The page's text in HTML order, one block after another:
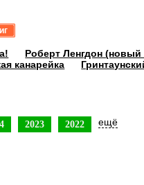
Роберт Ленгдон (новый
канарейка
2023 2022 ещё